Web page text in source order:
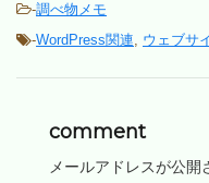
-調べ物メモ
-WordPress関連, ウェブサ
comment
メールアドレスが公開